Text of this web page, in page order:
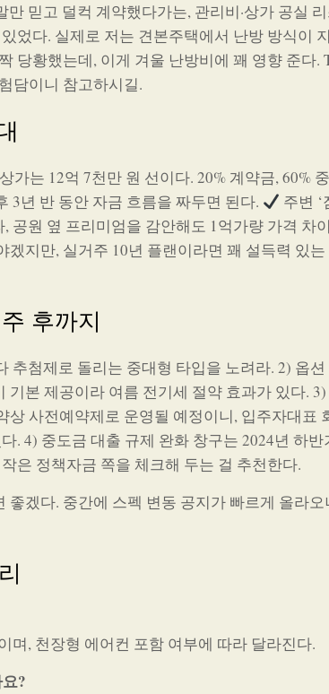
믿고 덜컥 계약했다가는, 관리비·상가 공실
었다. 실제로 저는 견본주택에서 난방 방식이
당황했는데, 이게 겨울 난방비에 꽤 영향 준다.
담이니 참고하시길.
가는 12억 7천만 원 선이다. 20% 계약금, 60%
3년 반 동안 자금 흐름을 짜두면 된다.
주변 ‘
, 공원 옆 프리미엄을 감안해도 1억가량 가격 차
지만, 실거주 10년 플랜이라면 꽤 설득력 있
후까지
추첨제로 돌리는 중대형 타입을 노려라. 2) 옵
본 제공이라 여름 전기세 절약 효과가 있다.
상 사전예약제로 운영될 예정이니, 입주자대표
. 4) 중도금 대출 규제 완화 창구는 2024년 하반
은 정책자금 쪽을 체크해 두는 걸 추천한다.
좋겠다. 중간에 스펙 변동 공지가 빠르게 올라오
며, 천장형 에어컨 포함 여부에 따라 달라진다.
?